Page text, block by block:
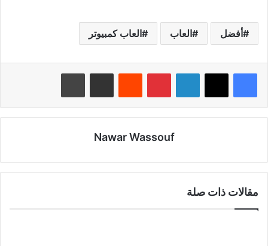
أفضل العاب العاب كمبيوتر
لينكدإن بينتيريست
Nawar Wassouf
مقالات ذات صلة